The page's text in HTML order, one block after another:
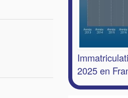
2025 en